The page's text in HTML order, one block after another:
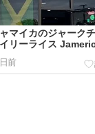
マイカのジャーク
リーライス
Cafe
前